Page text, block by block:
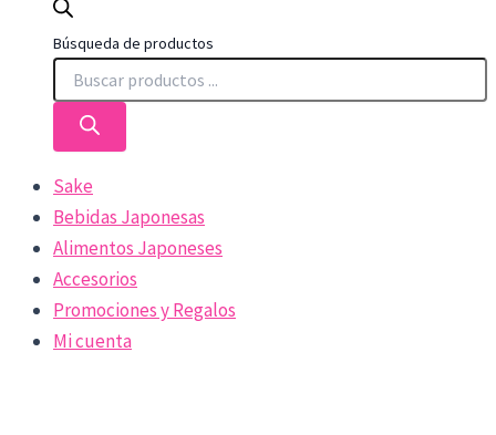
Búsqueda de productos
Sake
Bebidas Japonesas
Alimentos Japoneses
Accesorios
Promociones y Regalos
Mi cuenta